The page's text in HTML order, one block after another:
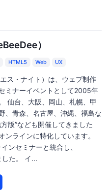
）
HTML5 Web UX
ス・ナイト）は、ウェブ制作
ミナーイベントとして2005年
仙台、大阪、岡山、札幌、甲
、青森、名古屋、沖縄、福島な
版”なども開催してきました
ンラインに特化しています。
ンセミナーと統合し、
た。 イ...